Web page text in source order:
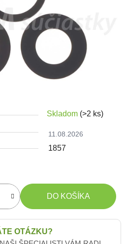
Skladom (>2 ks)
11.08.2026
1857
DO KOŠÍKA
OTÁZKU?